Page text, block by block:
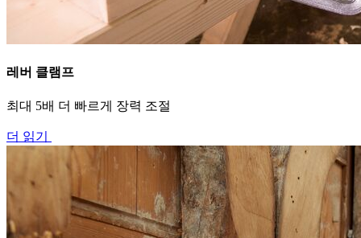
레버 클램프
최대 5배 더 빠르게 장력 조절
더 읽기